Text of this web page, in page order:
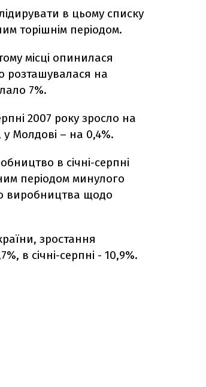
в цьому списку
торішнім періодом.
місці опинилася
розташувалася на
7%.
2007 року зросло на
у Молдові – на 0,4%.
в січні-серпні
періодом минулого
виробництва щодо
зростання
в січні-серпні - 10,9%.